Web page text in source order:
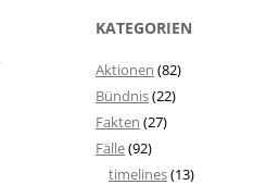
KATEGORIEN
Aktionen (82)
Bündnis(22)
Fakten (27)
Fälle(92)
timelines(13)